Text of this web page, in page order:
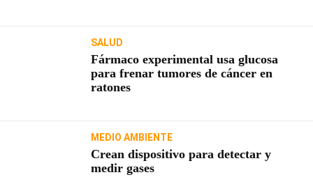
SALUD
Fármaco experimental usa glucosa
para frenar tumores de cáncer en
ratones
MEDIO AMBIENTE
Crean dispositivo para detectar y
medir gases